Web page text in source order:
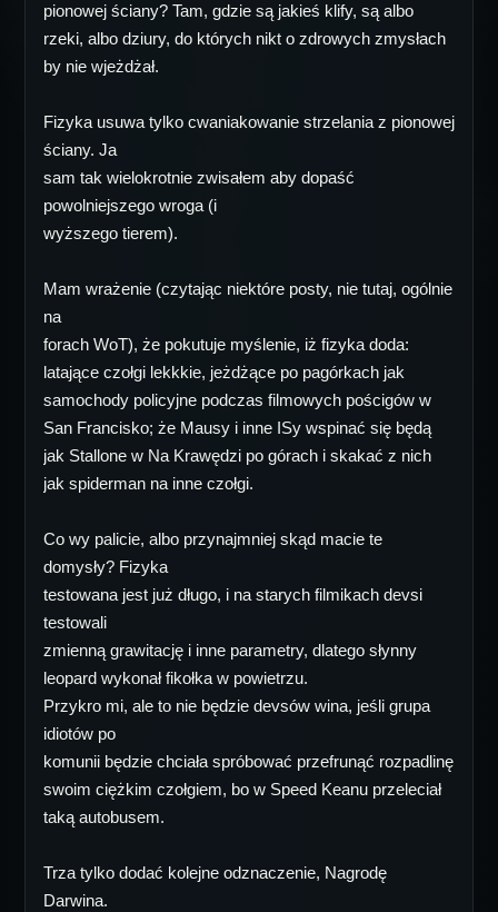
pionowej ściany? Tam, gdzie są jakieś klify, są albo
rzeki, albo dziury, do których nikt o zdrowych zmysłach
by nie wjeżdżał.
Fizyka usuwa tylko cwaniakowanie strzelania z pionowej
ściany. Ja
sam tak wielokrotnie zwisałem aby dopaść
powolniejszego wroga (i
wyższego tierem).
Mam wrażenie (czytając niektóre posty, nie tutaj, ogólnie
na
forach WoT), że pokutuje myślenie, iż fizyka doda:
latające czołgi lekkkie, jeżdżące po pagórkach jak
samochody policyjne podczas filmowych pościgów w
San Francisko; że Mausy i inne ISy wspinać się będą
jak Stallone w Na Krawędzi po górach i skakać z nich
jak spiderman na inne czołgi.
Co wy palicie, albo przynajmniej skąd macie te
domysły? Fizyka
testowana jest już długo, i na starych filmikach devsi
testowali
zmienną grawitację i inne parametry, dlatego słynny
leopard wykonał fikołka w powietrzu.
Przykro mi, ale to nie będzie devsów wina, jeśli grupa
idiotów po
komunii będzie chciała spróbować przefrunąć rozpadlinę
swoim ciężkim czołgiem, bo w Speed Keanu przeleciał
taką autobusem.
Trza tylko dodać kolejne odznaczenie, Nagrodę
Darwina.